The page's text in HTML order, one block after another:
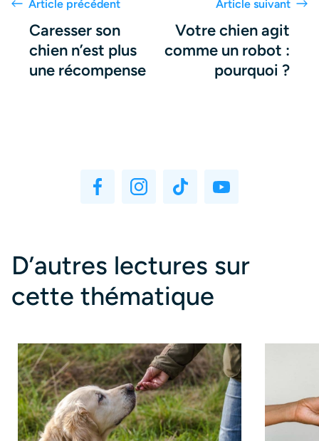
Article précédent
Caresser son
chien n’est plus
une récompense
Article suivant
Votre chien agit
comme un robot :
pourquoi ?
D’autres lectures sur
cette thématique